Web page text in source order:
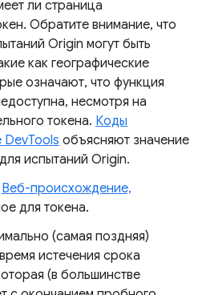
ли страница
Обратите внимание, что
Origin могут быть
как географические
означают, что функция
несмотря на
токена. Коды
DevTools объясняют значение
испытаний Origin.
Веб-происхождение,
для токена.
(самая поздняя)
истечения срока
(в большинстве